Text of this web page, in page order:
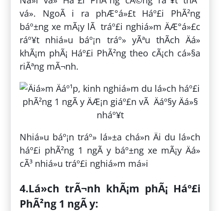
vá». NgoÃ i ra phÆ°á»£t Háº£i PhÃ²ng
báº±ng xe mÃ¡y lÃ tráº£i nghiá»m ÄÆ°á»£c
ráº¥t nhiá»u báº¡n tráº» yÃªu thÃ­ch Äá»
khÃ¡m phÃ¡ Háº£i PhÃ²ng theo cÃ¡ch cá»§a
riÃªng mÃ¬nh.
Nhiá»u báº¡n tráº» lá»±a chá»n Äi du lá»ch
háº£i phÃ²ng 1 ngÃ y báº±ng xe mÃ¡y Äá»
cÃ³ nhiá»u tráº£i nghiá»m má»i
4.Lá»ch trÃ¬nh khÃ¡m phÃ¡ Háº£i
PhÃ²ng 1 ngÃ y: